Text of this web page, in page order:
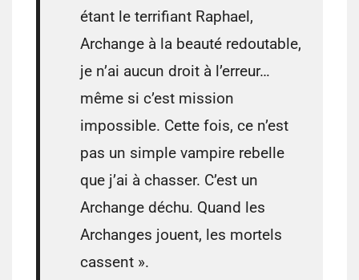
étant le terrifiant Raphael,
Archange à la beauté redoutable,
je n’ai aucun droit à l’erreur…
même si c’est mission
impossible. Cette fois, ce n’est
pas un simple vampire rebelle
que j’ai à chasser. C’est un
Archange déchu. Quand les
Archanges jouent, les mortels
cassent ».